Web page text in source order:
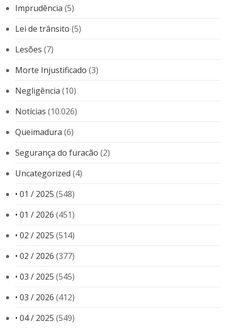
Imprudência (5)
Lei de trânsito (5)
Lesões (7)
Morte Injustificado (3)
Negligência (10)
Notícias (10.026)
Queimadura (6)
Segurança do furacão (2)
Uncategorized (4)
• 01 / 2025 (548)
• 01 / 2026 (451)
• 02 / 2025 (514)
• 02 / 2026 (377)
• 03 / 2025 (545)
• 03 / 2026 (412)
• 04 / 2025 (549)